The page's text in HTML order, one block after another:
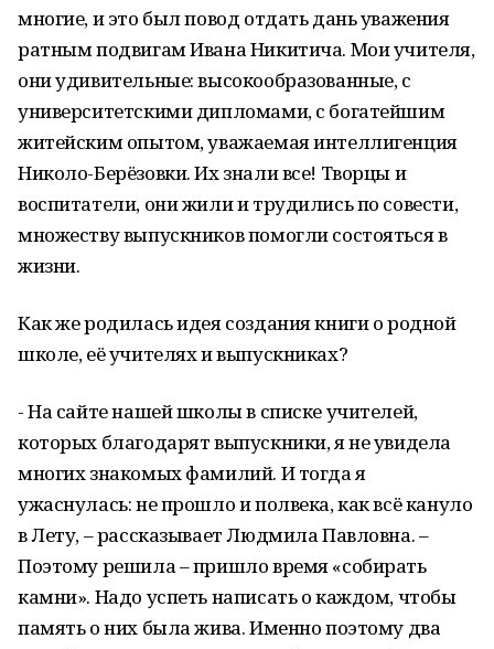
многие, и это был повод отдать дань уважения
ратным подвигам Ивана Никитича. Мои учителя,
они удивительные: высокообразованные, с
университетскими дипломами, с богатейшим
житейским опытом, уважаемая интеллигенция
Николо-Берёзовки. Их знали все! Творцы и
воспитатели, они жили и трудились по совести,
множеству выпускников помогли состояться в
жизни.
Как же родилась идея создания книги о родной
школе, её учителях и выпускниках?
- На сайте нашей школы в списке учителей,
которых благодарят выпускники, я не увидела
многих знакомых фамилий. И тогда я
ужаснулась: не прошло и полвека, как всё кануло
в Лету, – рассказывает Людмила Павловна. –
Поэтому решила – пришло время «собирать
камни». Надо успеть написать о каждом, чтобы
память о них была жива. Именно поэтому два